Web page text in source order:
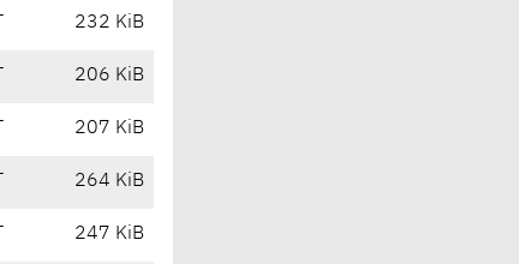
232 KiB
206 KiB
207 KiB
264 KiB
247 KiB